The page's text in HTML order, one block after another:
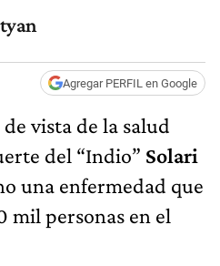
Agregar PERFIL en Google
vista de la salud
del “Indio” Solari
una enfermedad que
mil personas en el